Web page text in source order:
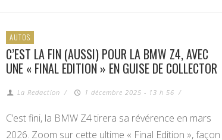
AUTOS
C’EST LA FIN (AUSSI) POUR LA BMW Z4, AVEC
UNE « FINAL EDITION » EN GUISE DE COLLECTOR
La Redaction / 1 décembre 2025 - 13 h 56 /
C’est fini, la BMW Z4 tirera sa révérence en mars
2026. Zoom sur cette ultime « Final Edition », façon